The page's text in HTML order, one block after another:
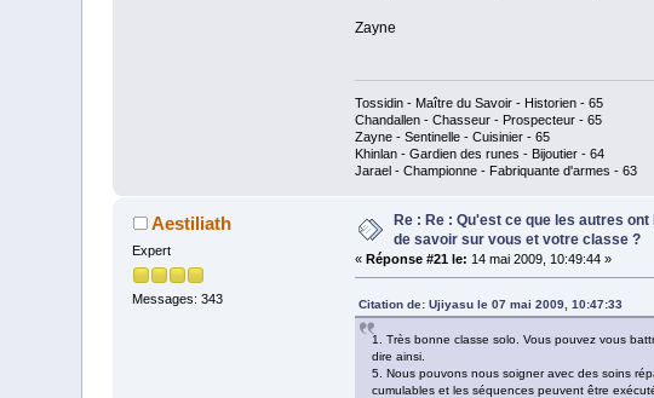
Zayne
Tossidin - Maître du Savoir - Historien - 65
Chandallen - Chasseur - Prospecteur - 65
Zayne - Sentinelle - Cuisinier - 65
Khinlan - Gardien des runes - Bijoutier - 64
Jarael - Championne - Fabriquante d'armes - 63
Aestiliath
Expert
Messages: 343
Re : Re : Qu'est ce que les autres ont
de savoir sur vous et votre classe ?
« Réponse #21 le: 14 mai 2009, 10:49:44 »
Citation de: Ujiyasu le 07 mai 2009, 10:47:33
1. Très bonne classe solo. Vous pouvez vous
dire ainsi.
5. Nous pouvons nous soigner avec des soins
cumulables et les séquences peuvent être